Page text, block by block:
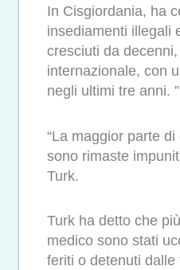
In Cisgiordania, ha
insediamenti illegali
cresciuti da
internazionale, con
negli ultimi tre anni. ”
“La maggior parte
sono rimaste
Turk.
Turk ha detto che
medico sono stati
feriti o detenuti dalle